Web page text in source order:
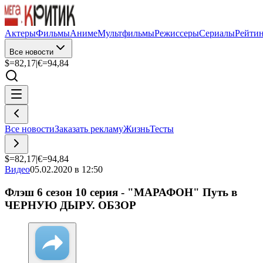
АктерыФильмыАнимеМультфильмыРежиссерыСериалы
Все новости
$=82,17|€=94,84
Все новостиЗаказать рекламуЖизньТесты
$=82,17|€=94,84
Видео05.02.2020 в 12:50
Флэш 6 сезон 10 серия - "МАРАФОН" Путь в
ЧЕРНУЮ ДЫРУ. ОБЗОР